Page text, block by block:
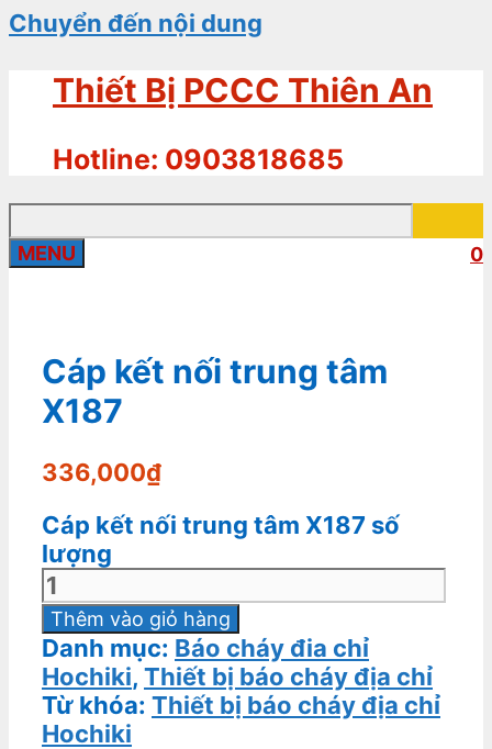
Chuyển đến nội dung
Thiết Bị PCCC Thiên An
Hotline: 0903818685
0
MENU
Cáp kết nối trung tâm
X187
336,000₫
Cáp kết nối trung tâm X187 số
lượng
Thêm vào giỏ hàng
Danh mục: Báo cháy đia chỉ
Hochiki, Thiết bị báo cháy địa chỉ
Từ khóa: Thiết bị báo cháy địa chỉ
Hochiki